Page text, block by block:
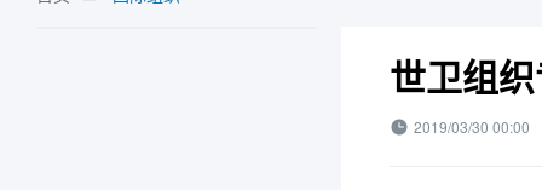
世卫组
2019/03/30 00:00